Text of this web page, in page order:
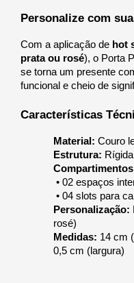
Personalize com
Com a aplicação de hot
prata ou rosé), o Porta
se torna um presente
funcional e cheio de
Características
Material: Couro
Estrutura:
• 02 espaços
• 04 slots para
Personalização:
rosé)
Medidas: 14 cm
0,5 cm (largura)